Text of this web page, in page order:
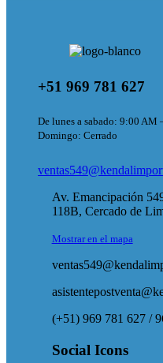
+51 969 781 627
De lunes a sabado: 9:00 AM
Domingo: Cerrado
Av. Emancipación
118B, Cercado de
Mostrar en el mapa
(+51) 969 781 627 /
Social Icons